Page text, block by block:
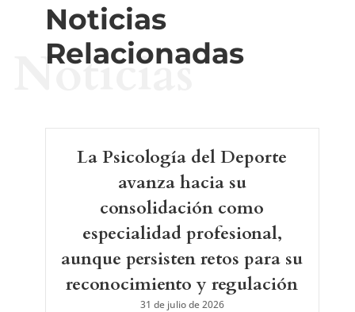
Noticias
Relacionadas
Noticias
La Psicología del Deporte
avanza hacia su
consolidación como
especialidad profesional,
aunque persisten retos para su
reconocimiento y regulación
31 de julio de 2026